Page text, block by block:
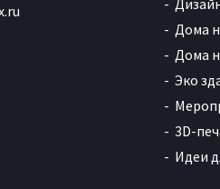
Дома
Дома
Эко
3D-
Идеи